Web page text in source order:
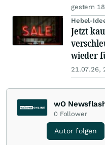
gestern
Hebel-
Jetzt
wieder
21.07.26,
wO
0 Follower
Autor folgen